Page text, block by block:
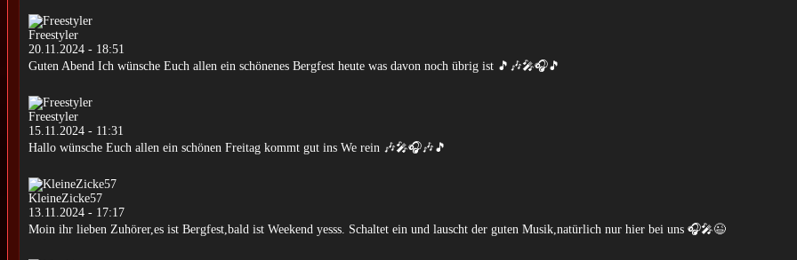
Freestyler
20.11.2024 - 18:51
Guten Abend Ich wünsche Euch allen ein schönenes Bergfest heute was davon noch übrig ist 🎵🎶🎤🎧🎵
Freestyler
15.11.2024 - 11:31
Hallo wünsche Euch allen ein schönen Freitag kommt gut ins We rein 🎶🎤🎧🎶🎵
KleineZicke57
13.11.2024 - 17:17
Moin ihr lieben Zuhörer,es ist Bergfest,bald ist Weekend yesss. Schaltet ein und lauscht der guten Musik,natürlich nur hier bei uns 🎧🎤😉